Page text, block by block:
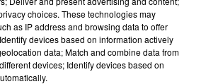
14 sec)
choices. These technologies may
as IP address and browsing data to offer
devices based on information actively
data; Match and combine data from
devices; Identify devices based on